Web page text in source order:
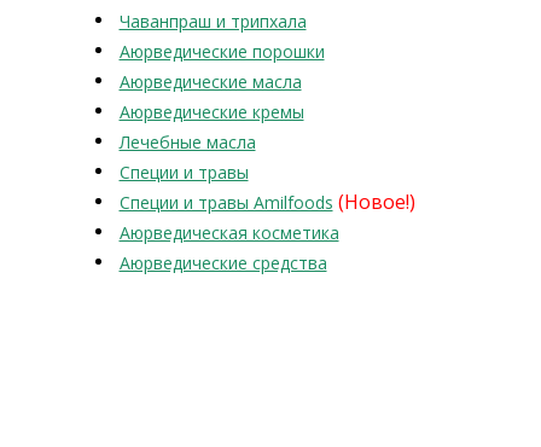
Чаванпраш и трипхала
Аюрведические порошки
Аюрведические масла
Аюрведические кремы
Лечебные масла
Специи и травы
Специи и травы Amilfoods (Новое!)
Аюрведическая косметика
Аюрведические средства